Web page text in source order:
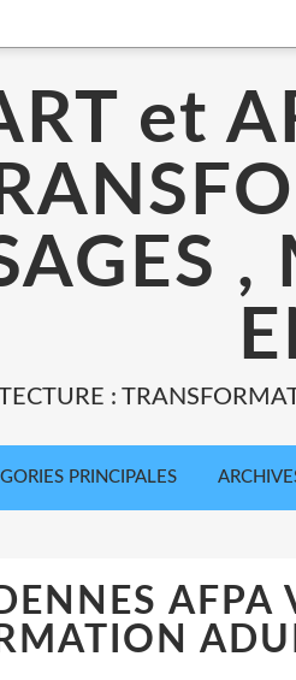
et
:
PRINCIPALES